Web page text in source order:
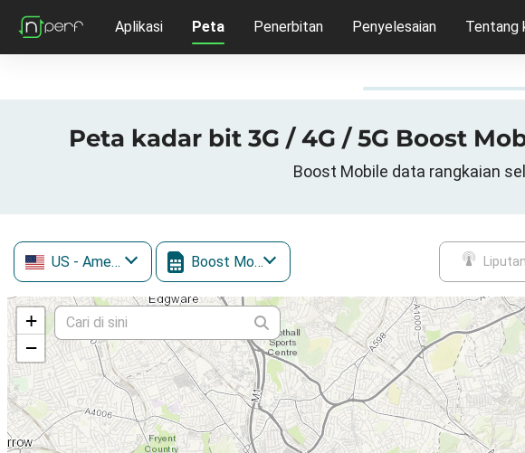
Aplikasi Peta Penerbitan Penyelesaian Tentang
Peta kadar bit 3G / 4G / 5G Boost
Boost Mobile data rangkaian
US - Amerika Syarikat Boost Mobile
+
−